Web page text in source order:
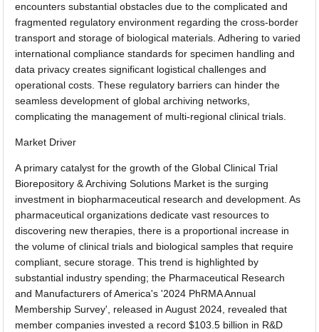
encounters substantial obstacles due to the complicated and
fragmented regulatory environment regarding the cross-border
transport and storage of biological materials. Adhering to varied
international compliance standards for specimen handling and
data privacy creates significant logistical challenges and
operational costs. These regulatory barriers can hinder the
seamless development of global archiving networks,
complicating the management of multi-regional clinical trials.
Market Driver
A primary catalyst for the growth of the Global Clinical Trial
Biorepository & Archiving Solutions Market is the surging
investment in biopharmaceutical research and development. As
pharmaceutical organizations dedicate vast resources to
discovering new therapies, there is a proportional increase in
the volume of clinical trials and biological samples that require
compliant, secure storage. This trend is highlighted by
substantial industry spending; the Pharmaceutical Research
and Manufacturers of America's '2024 PhRMA Annual
Membership Survey', released in August 2024, revealed that
member companies invested a record $103.5 billion in R&D